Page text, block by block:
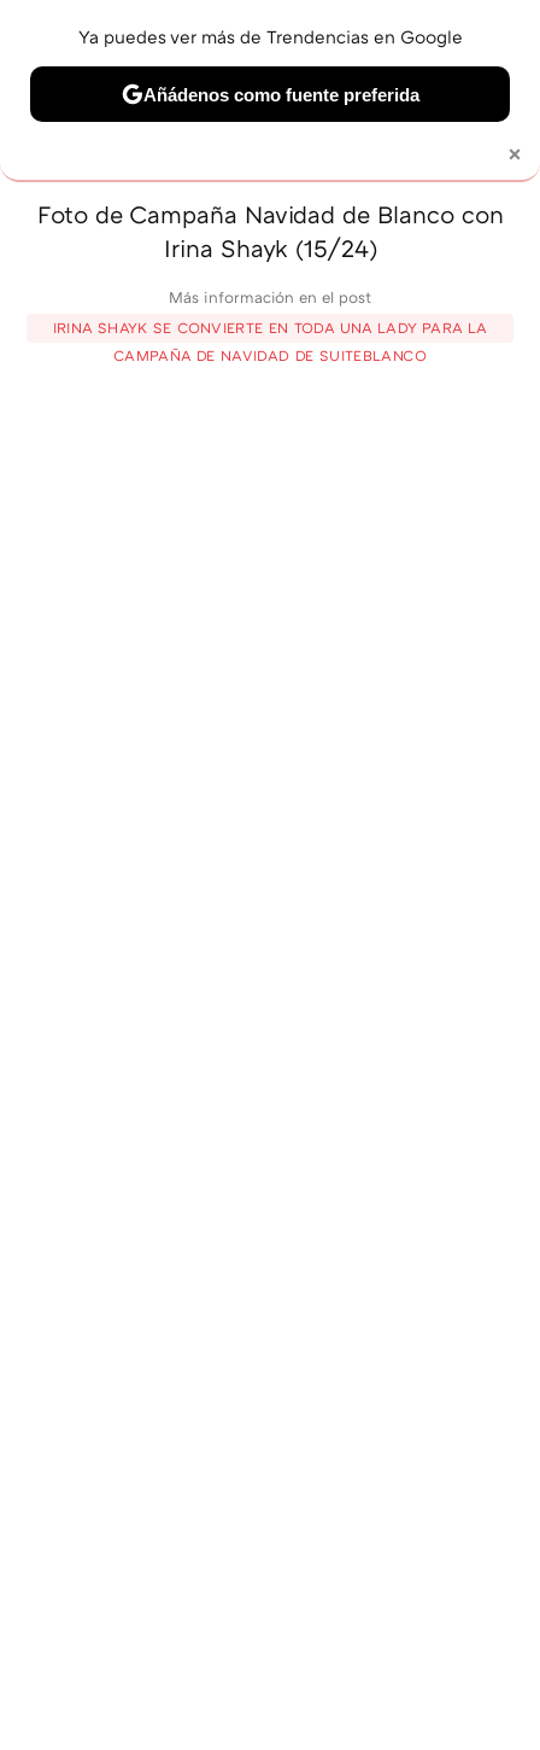
BELLEZA SHOPPING VIAJES GASTRO SNEAKERS
Foto de Campaña Navidad de Blanco con
Irina Shayk (15/24)
Más información en el post
IRINA SHAYK SE CONVIERTE EN TODA UNA LADY PARA LA
CAMPAÑA DE NAVIDAD DE SUITEBLANCO
×
Ya puedes ver más de Trendencias en Google
Añádenos como fuente preferida